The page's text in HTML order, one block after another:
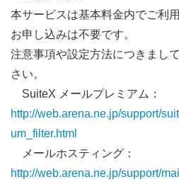
本サービスは基本料金内でご利
お申し込みは不要です。
注意事項や設定方法につきまし
さい。
SuiteX メールプレミアム：
http://web.arena.ne.jp/support/
um_filter.html
メールホスティング：
http://web.arena.ne.jp/support/